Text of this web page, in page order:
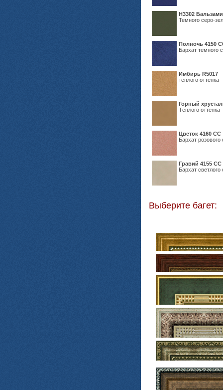
Н3302
Темного серо-
Полночь 4150
Бархат темного
Имбирь R5017
тёплого оттенка
Горный
Тёплого оттенка
Цветок 4160 СС
Бархат розового
Гравий 4155 СС
Бархат светлого
Выберите багет: